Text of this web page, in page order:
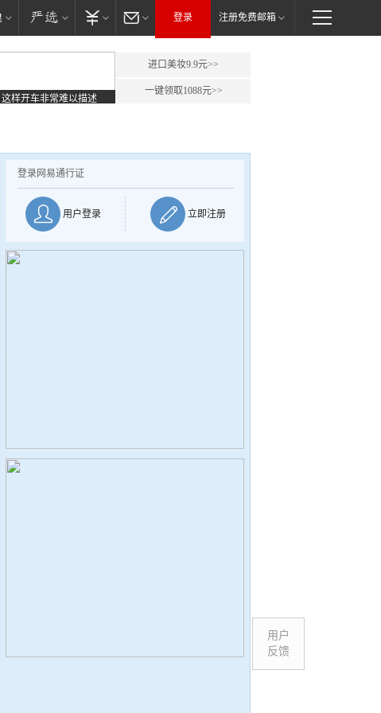
登录 注册免费邮箱
这样开车非常难以描述
进口美妆9.9元>>
一键领取1088元>>
登录网易通行证
用户登录 立即注册
用户
反馈